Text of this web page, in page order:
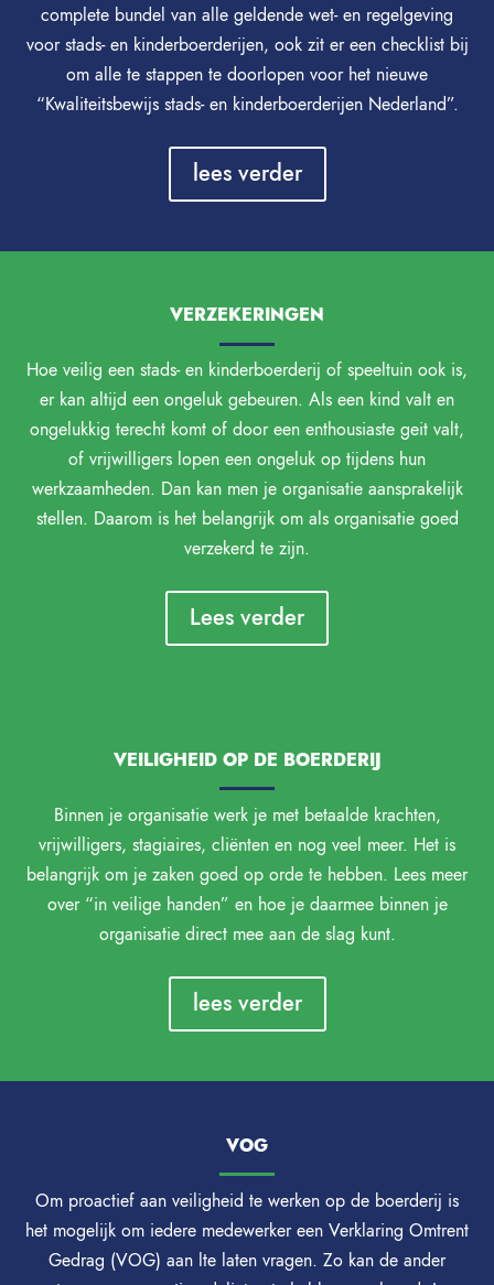
complete bundel van alle geldende wet- en regelgeving
voor stads- en kinderboerderijen, ook zit er een checklist bij
om alle te stappen te doorlopen voor het nieuwe
“Kwaliteitsbewijs stads- en kinderboerderijen Nederland”.
lees verder
VERZEKERINGEN
Hoe veilig een stads- en kinderboerderij of speeltuin ook is,
er kan altijd een ongeluk gebeuren. Als een kind valt en
ongelukkig terecht komt of door een enthousiaste geit valt,
of vrijwilligers lopen een ongeluk op tijdens hun
werkzaamheden. Dan kan men je organisatie aansprakelijk
stellen. Daarom is het belangrijk om als organisatie goed
verzekerd te zijn.
Lees verder
VEILIGHEID OP DE BOERDERIJ
Binnen je organisatie werk je met betaalde krachten,
vrijwilligers, stagiaires, cliënten en nog veel meer. Het is
belangrijk om je zaken goed op orde te hebben. Lees meer
over “in veilige handen” en hoe je daarmee binnen je
organisatie direct mee aan de slag kunt.
lees verder
VOG
Om proactief aan veiligheid te werken op de boerderij is
het mogelijk om iedere medewerker een Verklaring Omtrent
Gedrag (VOG) aan lte laten vragen. Zo kan de ander